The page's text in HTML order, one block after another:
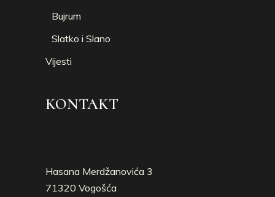
Bujrum
Slatko i Slano
Vijesti
KONTAKT
Hasana Merdžanovića 3
71320 Vogošća